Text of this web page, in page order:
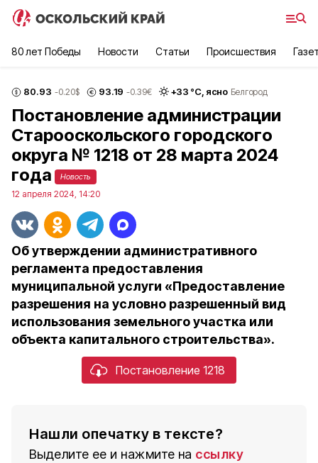
80 лет Победы Новости Статьи Происшествия
80.93 -0.20$ 93.19 -0.39€ +33 °С, ясно Белгород
Постановление администрации
Старооскольского городского
округа № 1218 от 28 марта 2024
года
Новость
12 апреля 2024, 14:20
Об утверждении административного
регламента предоставления
муниципальной услуги «Предоставление
разрешения на условно разрешенный вид
использования земельного участка или
объекта капитального строительства».
Постановление 1218
Нашли опечатку в тексте?
Выделите ее и нажмите на ссылку